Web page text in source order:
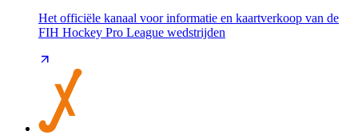
Het officiële kanaal voor informatie en kaartverkoop van de
FIH Hockey Pro League wedstrijden